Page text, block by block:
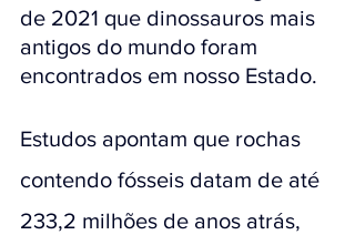
de 2021 que dinossauros mais
antigos do mundo foram
encontrados em nosso Estado.
Estudos apontam que rochas
contendo fósseis datam de até
233,2 milhões de anos atrás,